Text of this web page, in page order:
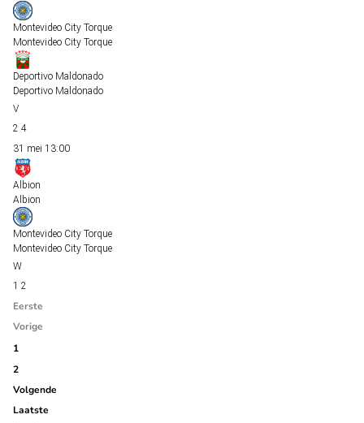
Montevideo City Torque
Montevideo City Torque
Deportivo Maldonado
Deportivo Maldonado
2 4
31 mei 13:00
Albion
Albion
Montevideo City Torque
Montevideo City Torque
1 2
Eerste
Vorige
1
2
Volgende
Laatste